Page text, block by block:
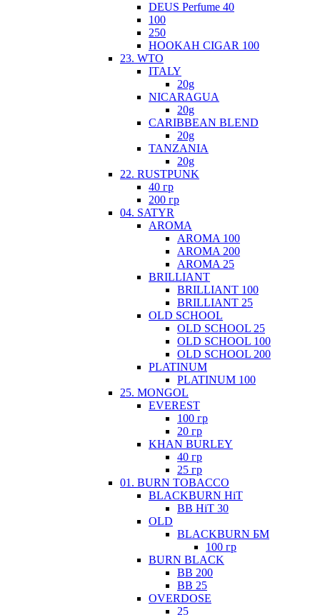
DEUS Perfume 40
100
250
HOOKAH CIGAR 100
23. WTO
ITALY
20g
NICARAGUA
20g
CARIBBEAN BLEND
20g
TANZANIA
20g
22. RUSTPUNK
40 гр
200 гр
04. SATYR
AROMA
AROMA 100
AROMA 200
AROMA 25
BRILLIANT
BRILLIANT 100
BRILLIANT 25
OLD SCHOOL
OLD SCHOOL 25
OLD SCHOOL 100
OLD SCHOOL 200
PLATINUM
PLATINUM 100
25. MONGOL
EVEREST
100 гр
20 гр
KHAN BURLEY
40 гр
25 гр
01. BURN TOBACCO
BLACKBURN HiT
BB HiT 30
ОLD
BLACKBURN БМ
100 гр
BURN BLACK
BB 200
BB 25
OVERDOSE
25